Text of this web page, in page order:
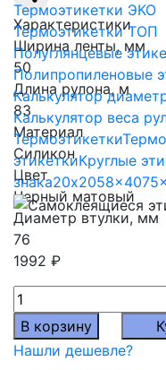
Термоэтикетки ЭКО
Термоэтикетки ТОП
Полуглянцевые
Полипропиленовые
Калькулятор
Калькулятор веса
Термоэтикетки
этикеткиКруглые
знака20x2058x40
Характеристики
Ширина ленты, мм
50
Длина рулона, м
83
Материал
Силикон
Цвет
Черный матовый
Диаметр втулки, мм
76
1992 ₽
Количество
товара
Силиконовая
лента
В корзину
Нашли дешевле?